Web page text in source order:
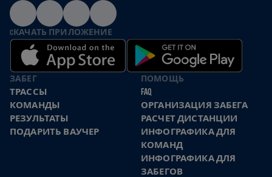
CКАЧАТЬ ПРИЛОЖЕНИЕ
ЗАБЕГ
ТРАССЫ
КОМАНДЫ
РЕЗУЛЬТАТЫ
ПОДАРИТЬ ВАУЧЕР
ПОМОЩЬ
FAQ
ОРГАНИЗАЦИЯ ЗАБЕГА
РАСЧЕТ ДИСТАНЦИИ
ИНФОГРАФИКА ДЛЯ
КОМАНД
ИНФОГРАФИКА ДЛЯ
ЗАБЕГОВ